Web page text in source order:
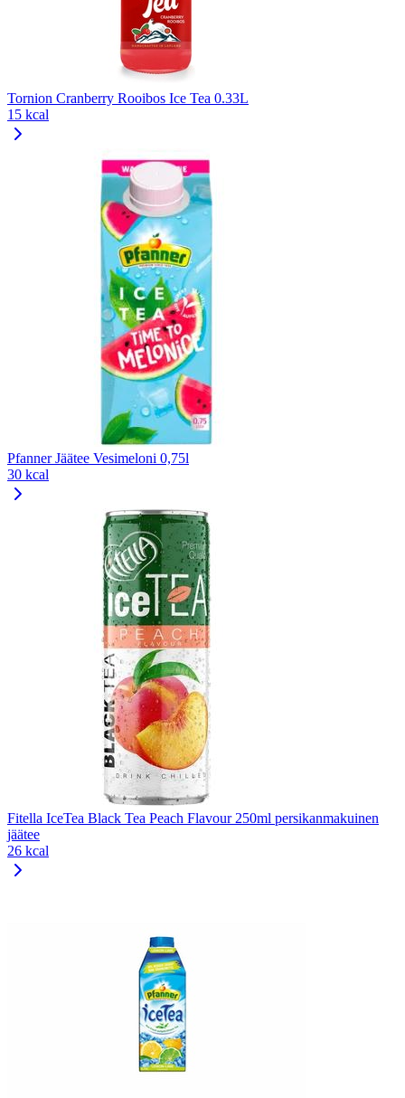
Tornion Cranberry Rooibos Ice Tea 0.33L
15 kcal
Pfanner Jäätee Vesimeloni 0,75l
30 kcal
Fitella IceTea Black Tea Peach Flavour 250ml persikanmakuinen
jäätee
26 kcal